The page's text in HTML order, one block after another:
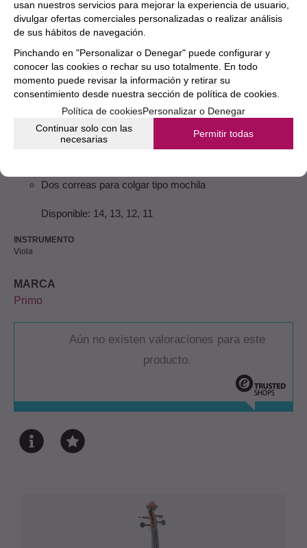
Madera de Brasil
Vara redonda
Nuez de jujube semirevestida
INCLUYE
Dos correas para colgar tipo mochila
Disponible: 14, 13, 12, 11
INSTRUMENTO
Viola
MARCA
Primo
Aún no existen valoraciones para este
producto.
usan nuestros servicios para mejorar la experiencia de usuario,
divulgar ofertas comerciales personalizadas o realizar análisis
de sus hábitos de navegación.
Pinchando en "Personalizar o Denegar" puede configurar y
conocer las cookies o rechar su uso totalmente. En todo
momento puede revisar la información y retirar su
consentimiento desde nuestra sección de política de cookies.
Política de cookiesPersonalizar o Denegar
Continuar solo con las
necesarias
Permitir todas